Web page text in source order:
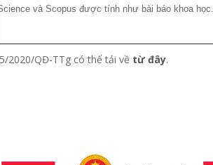
và Scopus được tính như bài báo khoa học.
2020/QĐ-TTg có thể tải về từ đây.